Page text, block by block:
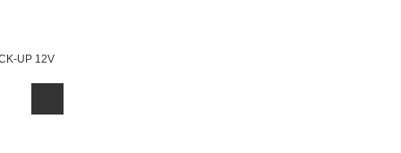
UP 12V